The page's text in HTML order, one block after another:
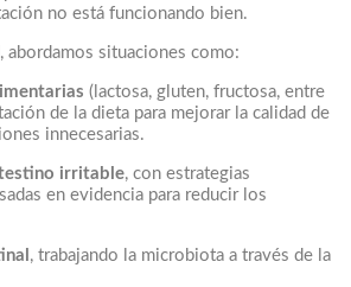
no está funcionando bien.
abordamos situaciones como:
(lactosa, gluten, fructosa, entre
de la dieta para mejorar la calidad de
innecesarias.
irritable, con estrategias
en evidencia para reducir los
, trabajando la microbiota a través de la